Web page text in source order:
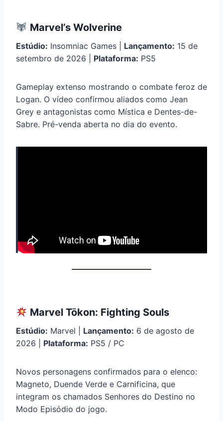
Marvel’s Wolverine
Estúdio: Insomniac Games | Lançamento: 15 de
setembro de 2026 | Plataforma: PS5
Gameplay extenso mostrando o combate feroz de
Logan. O vídeo confirmou aliados como Jean
Grey e antagonistas como Mística e Dentes-de-
Sabre. Pré-venda aberta no dia do evento.
Marvel Tōkon: Fighting Souls
Estúdio: Marvel | Lançamento: 6 de agosto de
2026 | Plataforma: PS5 / PC
Novos personagens confirmados para o elenco:
Magneto, Duende Verde e Carnificina, que
integram os chamados Senhores do Destino no
Modo Episódio do jogo.